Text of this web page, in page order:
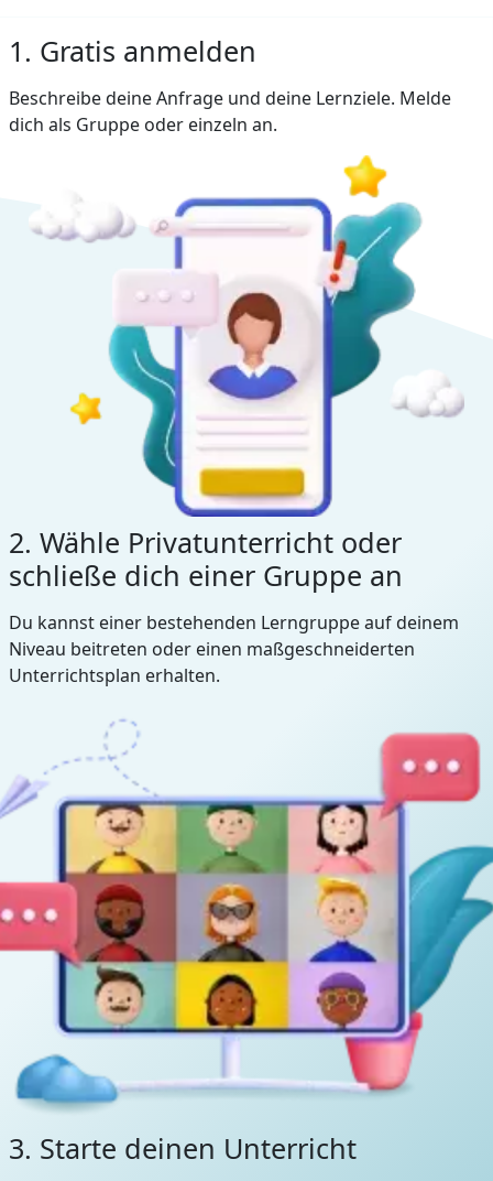
1. Gratis anmelden
Beschreibe deine Anfrage und deine Lernziele. Melde
dich als Gruppe oder einzeln an.
2. Wähle Privatunterricht oder
schließe dich einer Gruppe an
Du kannst einer bestehenden Lerngruppe auf deinem
Niveau beitreten oder einen maßgeschneiderten
Unterrichtsplan erhalten.
3. Starte deinen Unterricht